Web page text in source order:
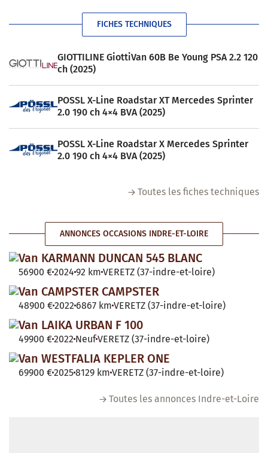
FICHES TECHNIQUES
GIOTTILINE GiottiVan 60B Be Young PSA 2.2 120
ch (2025)
POSSL X-Line Roadstar XT Mercedes Sprinter
2.0 190 ch 4×4 BVA (2025)
POSSL X-Line Roadstar X Mercedes Sprinter
2.0 190 ch 4×4 BVA (2025)
Toutes les fiches techniques
ANNONCES OCCASIONS INDRE-ET-LOIRE
Van KARMANN DUNCAN 545 BLANC
56900 €2024 92 km VERETZ (37-indre-et-loire)
Van CAMPSTER CAMPSTER
48900 €2022 6867 km VERETZ (37-indre-et-loire)
Van LAIKA URBAN F 100
49900 €2022 NeufVERETZ (37-indre-et-loire)
Van WESTFALIA KEPLER ONE
69900 €20258129 km VERETZ (37-indre-et-loire)
Toutes les annonces Indre-et-Loire